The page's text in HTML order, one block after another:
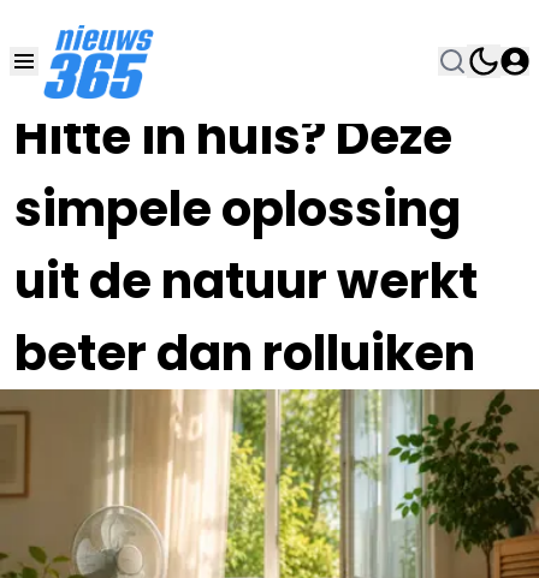
Hitte in huis? Deze
simpele oplossing
uit de natuur werkt
beter dan rolluiken
27 JUN , 8:00•